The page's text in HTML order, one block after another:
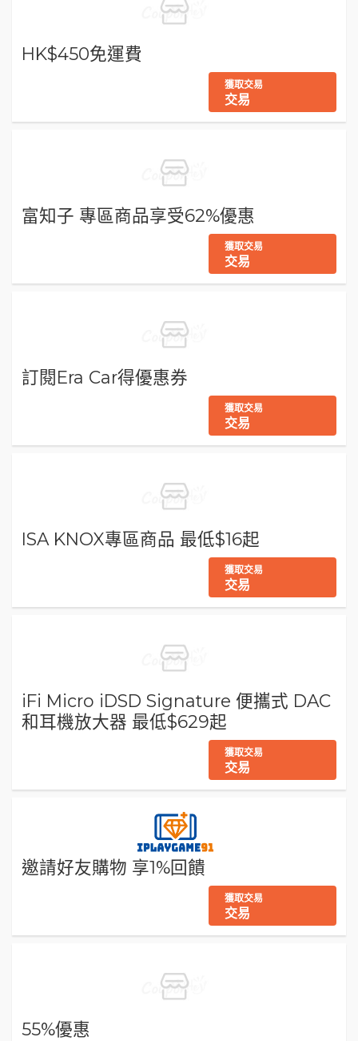
HK$450免運費
獲取交易
交易
富知子 專區商品享受62%優惠
獲取交易
交易
訂閱Era Car得優惠券
獲取交易
交易
ISA KNOX專區商品 最低$16起
獲取交易
交易
iFi Micro iDSD Signature 便攜式 DAC
和耳機放大器 最低$629起
獲取交易
交易
邀請好友購物 享1%回饋
獲取交易
交易
55%優惠